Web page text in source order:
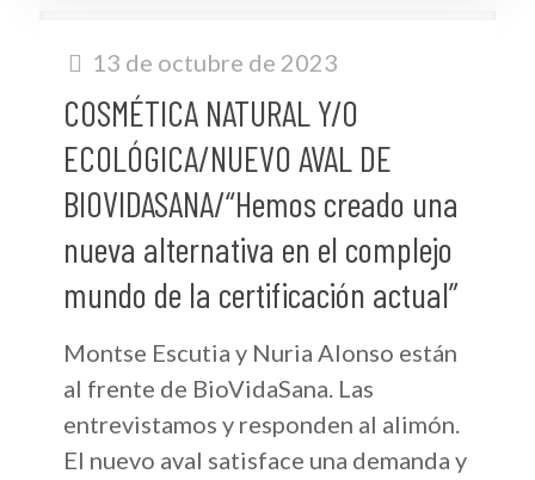
13 de octubre de 2023
COSMÉTICA NATURAL Y/O
ECOLÓGICA/NUEVO AVAL DE
BIOVIDASANA/“Hemos creado una
nueva alternativa en el complejo
mundo de la certificación actual”
Montse Escutia y Nuria Alonso están
al frente de BioVidaSana. Las
entrevistamos y responden al alimón.
El nuevo aval satisface una demanda y